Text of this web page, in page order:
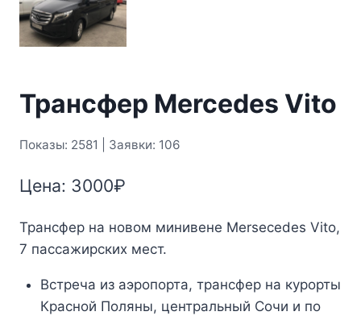
Трансфер Mercedes Vito
Показы: 2581 | Заявки: 106
Цена: 3000₽
Трансфер на новом минивене Mersecedes Vito,
7 пассажирских мест.
Встреча из аэропорта, трансфер на курорты
Красной Поляны, центральный Сочи и по